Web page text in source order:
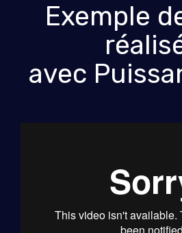
Exemple
avec